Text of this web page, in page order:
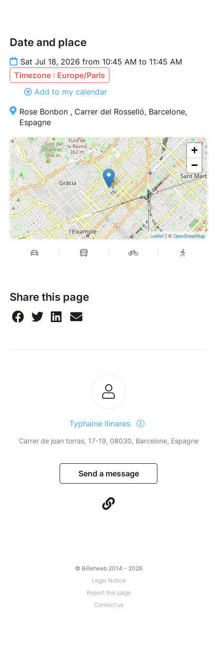
Date and place
Sat Jul 18, 2026 from 10:45 AM to 11:45 AM
Timezone : Europe/Paris
Add to my calendar
Rose Bonbon , Carrer del Rosselló, Barcelone,
Espagne
+
−
Leaflet| ©OpenStreetMap
Share this page
Typhaine llinares
Carrer de joan torras, 17-19, 08030, Barcelone, Espagne
Send a message
© Billetweb 2014 - 2026
Legal Notice
Report this page
Contact us